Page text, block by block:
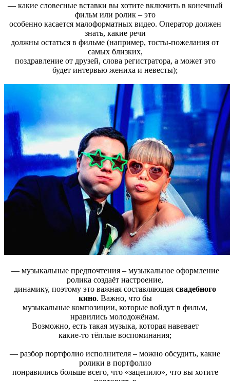
— какие словесные вставки вы хотите включить в конечный
фильм или ролик – это
особенно касается малоформатных видео. Оператор должен
знать, какие речи
должны остаться в фильме (например, тосты-пожелания от
самых близких,
поздравление от друзей, слова регистратора, а может это
будет интервью жениха и невесты);
— музыкальные предпочтения – музыкальное оформление
ролика создаёт настроение,
динамику, поэтому это важная составляющая свадебного
кино. Важно, что бы
музыкальные композиции, которые войдут в фильм,
нравились молодожёнам.
Возможно, есть такая музыка, которая навевает
какие-то тёплые воспоминания;
— разбор портфолио исполнителя – можно обсудить, какие
ролики в портфолио
понравились больше всего, что «зацепило», что вы хотите